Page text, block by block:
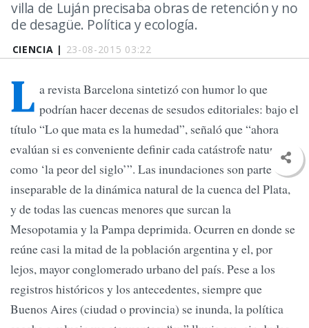
CIENCIA | 23-08-2015 03:22
villa de Luján precisaba obras de retención y no
de desagüe. Política y ecología.
L a revista Barcelona sintetizó con humor lo que
podrían hacer decenas de sesudos editoriales: bajo el
título “Lo que mata es la humedad”, señaló que “ahora
evalúan si es conveniente definir cada catástrofe natural
como ‘la peor del siglo’”. Las inundaciones son parte
inseparable de la dinámica natural de la cuenca del Plata,
y de todas las cuencas menores que surcan la
Mesopotamia y la Pampa deprimida. Ocurren en donde se
reúne casi la mitad de la población argentina y el, por
lejos, mayor conglomerado urbano del país. Pese a los
registros históricos y los antecedentes, siempre que
Buenos Aires (ciudad o provincia) se inunda, la política